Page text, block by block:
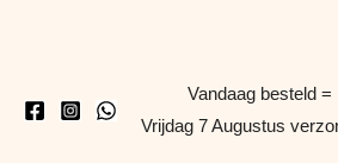
Vandaag besteld =
Vrijdag 7 Augustus